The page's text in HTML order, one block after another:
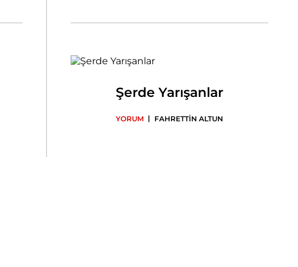
Şerde Yarışanlar
YORUM | FAHRETTİN ALTUN